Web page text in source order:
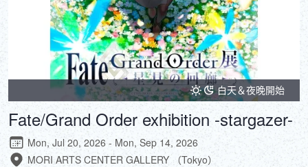
白天＆夜晚開始
Fate/Grand Order exhibition -stargazer-
Mon, Jul 20, 2026 - Mon, Sep 14, 2026
MORI ARTS CENTER GALLERY （Tokyo）